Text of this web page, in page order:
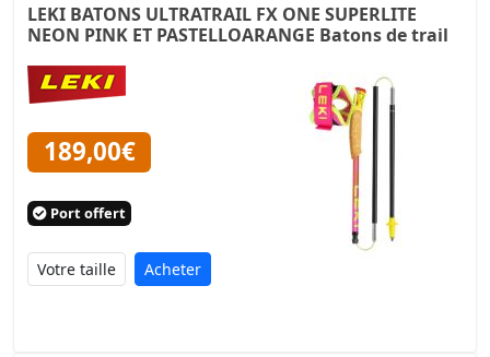
LEKI BATONS ULTRATRAIL FX ONE SUPERLITE
NEON PINK ET PASTELLOARANGE Batons de trail
189,00€
Port offert
Acheter